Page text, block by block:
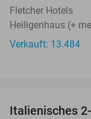
Fletcher Hotels
Heiligenhaus (+
Verkauft: 13.484
Italienisches